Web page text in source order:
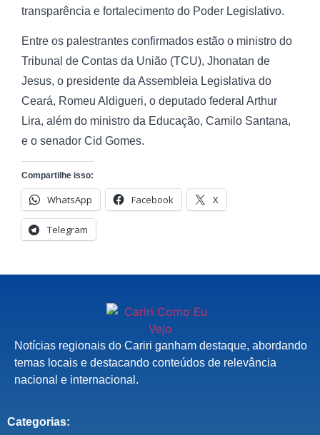
transparência e fortalecimento do Poder Legislativo.
Entre os palestrantes confirmados estão o ministro do
Tribunal de Contas da União (TCU), Jhonatan de
Jesus, o presidente da Assembleia Legislativa do
Ceará, Romeu Aldigueri, o deputado federal Arthur
Lira, além do ministro da Educação, Camilo Santana,
e o senador Cid Gomes.
Compartilhe isso:
WhatsApp Facebook X
Telegram
Notícias regionais do Cariri ganham destaque, abordando
temas locais e destacando conteúdos de relevância
nacional e internacional.
Categorias: